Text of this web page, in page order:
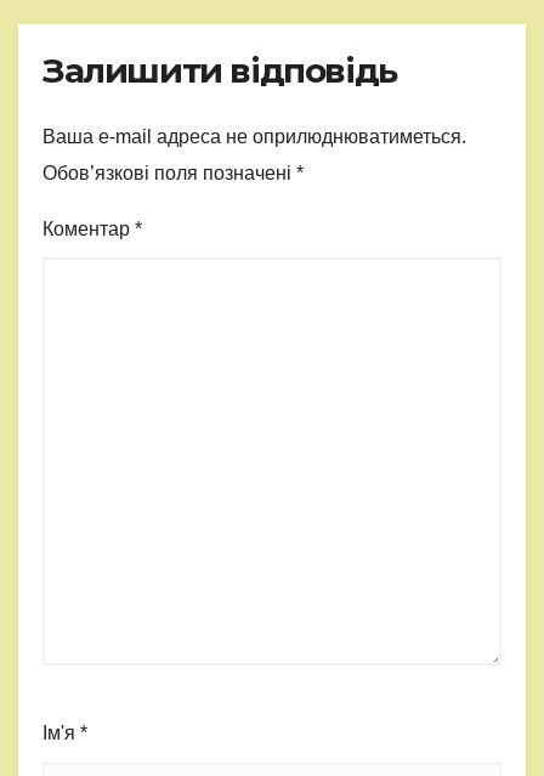
Залишити відповідь
Ваша e-mail адреса не оприлюднюватиметься.
Обов’язкові поля позначені *
Коментар *
Ім'я *